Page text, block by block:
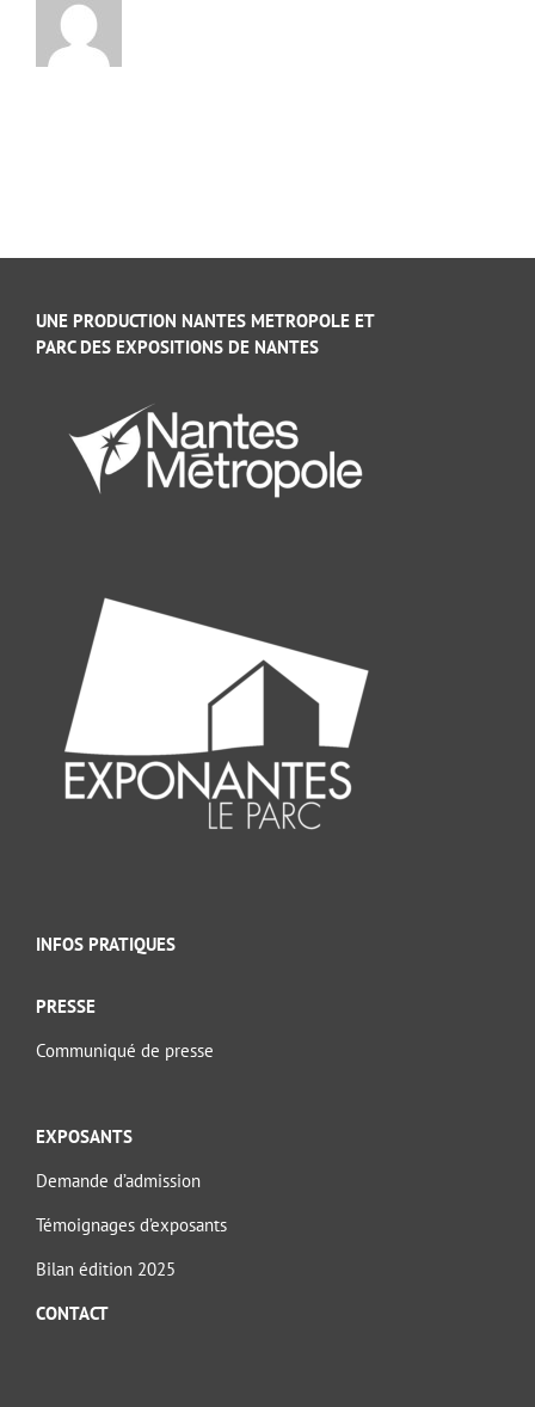
UNE PRODUCTION NANTES METROPOLE ET
PARC DES EXPOSITIONS DE NANTES
INFOS PRATIQUES
PRESSE
Communiqué de presse
EXPOSANTS
Demande d’admission
Témoignages d’exposants
Bilan édition 2025
CONTACT